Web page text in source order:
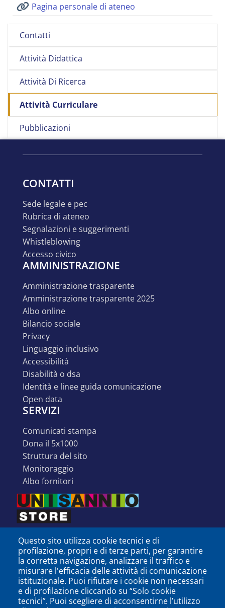
Contatti
Attività Didattica
Attività Di Ricerca
Attività Curriculare
Pubblicazioni
Pagina personale di ateneo
CONTATTI
sede legale e pec
rubrica di ateneo
segnalazioni e suggerimenti
whistleblowing
accesso civico
AMMINISTRAZIONE
amministrazione trasparente
amministrazione trasparente 2025
albo online
bilancio sociale
privacy
linguaggio inclusivo
accessibilità
disabilità o dsa
identità e linee guida comunicazione
open data
SERVIZI
comunicati stampa
dona il 5x1000
struttura del sito
monitoraggio
albo fornitori
Questo sito utilizza cookie tecnici e di
profilazione, propri e di terze parti, per garantire
la corretta navigazione, analizzare il traffico e
misurare l'efficacia delle attività di comunicazione
istituzionale. Puoi rifiutare i cookie non necessari
e di profilazione cliccando su “Solo cookie
tecnici”. Puoi scegliere di acconsentirne l’utilizzo